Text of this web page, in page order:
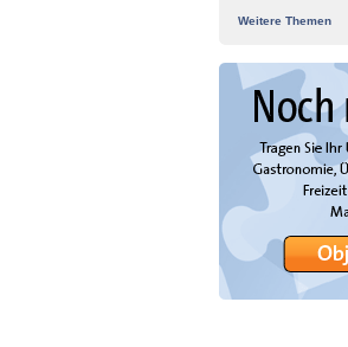
Weitere Themen